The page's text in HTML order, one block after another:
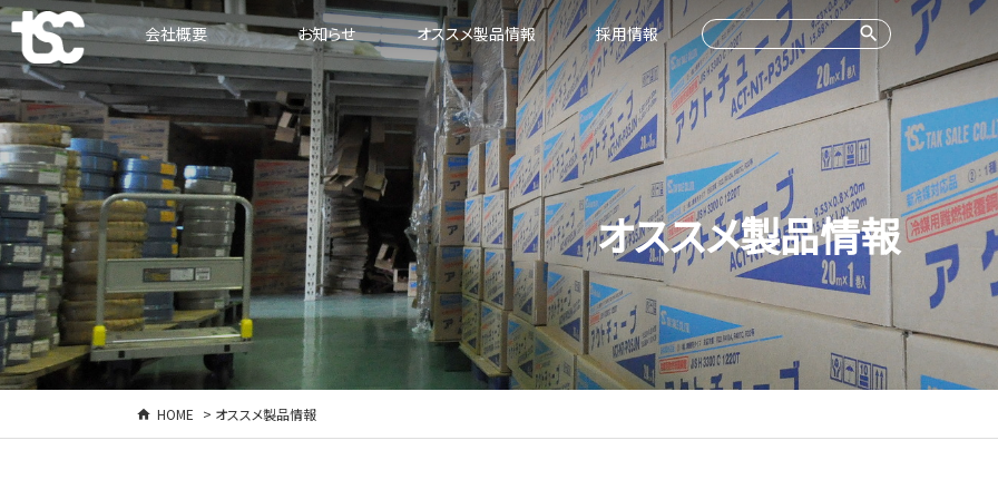
会社概要 お知らせ オススメ製品情報 採用情報
オススメ製品情報
HOME > オススメ製品情報